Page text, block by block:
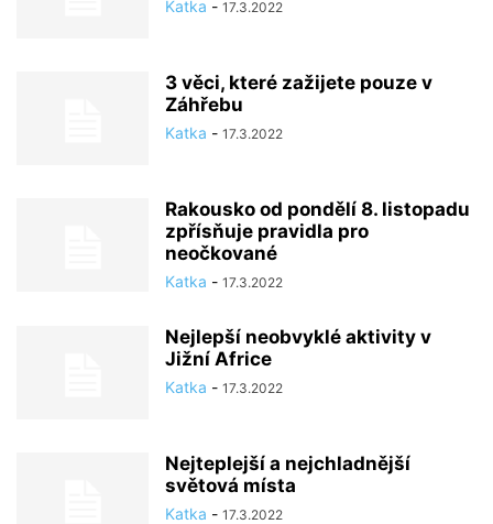
Katka - 17.3.2022
3 věci, které zažijete pouze v
Záhřebu
Katka - 17.3.2022
Rakousko od pondělí 8. listopadu
zpřísňuje pravidla pro
neočkované
Katka - 17.3.2022
Nejlepší neobvyklé aktivity v
Jižní Africe
Katka - 17.3.2022
Nejteplejší a nejchladnější
světová místa
Katka - 17.3.2022